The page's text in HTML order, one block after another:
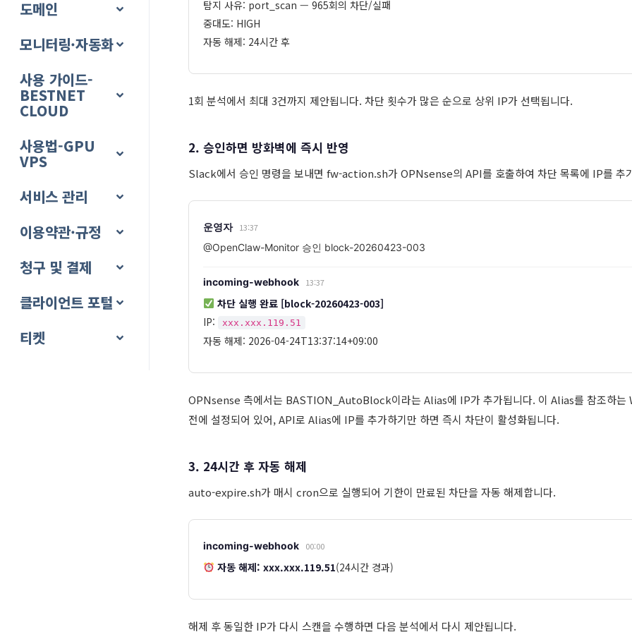
도메인
모니터링·자동화
사용 가이드-
BESTNET
CLOUD
사용법-GPU
VPS
서비스 관리
이용약관·규정
청구 및 결제
클라이언트 포털
티켓
탐지 사유: port_scan — 965회의 차단/실패
중대도: HIGH
자동 해제: 24시간 후
1회 분석에서 최대 3건까지 제안됩니다. 차단 횟수가 많은 순으로 상위 IP가 선택됩니다.
2. 승인하면 방화벽에 즉시 반영
Slack에서 승인 명령을 보내면 fw-action.sh가 OPNsense의 API를 호출하여 차단 목록에 IP를 추
운영자 13:37
@OpenClaw-Monitor 승인 block-20260423-003
incoming-webhook 13:37
차단 실행 완료 [block-20260423-003]
IP:
xxx.xxx.119.51
자동 해제: 2026-04-24T13:37:14+09:00
OPNsense 측에서는 BASTION_AutoBlock이라는 Alias에 IP가 추가됩니다. 이 Alias를 참조하는
전에 설정되어 있어, API로 Alias에 IP를 추가하기만 하면 즉시 차단이 활성화됩니다.
3. 24시간 후 자동 해제
auto-expire.sh가 매시 cron으로 실행되어 기한이 만료된 차단을 자동 해제합니다.
incoming-webhook 00:00
자동 해제: xxx.xxx.119.51(24시간 경과)
해제 후 동일한 IP가 다시 스캔을 수행하면 다음 분석에서 다시 제안됩니다.